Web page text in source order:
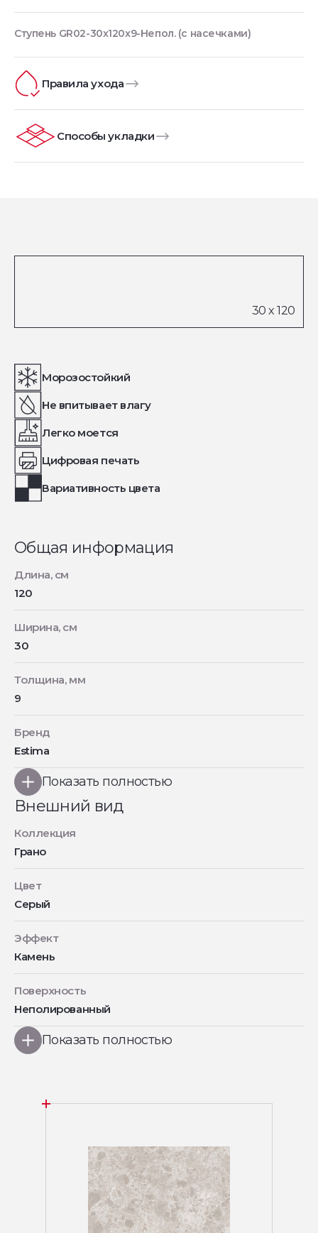
Ступень GR02-30x120x9-Непол. (с насечками)
Правила ухода
Способы укладки
Морозостойкий
Не впитывает влагу
Легко моется
Цифровая печать
Вариативность цвета
Общая информация
Длина, см
120
Ширина, см
30
Толщина, мм
9
Бренд
Estima
Показать полностью
Внешний вид
Коллекция
Грано
Цвет
Серый
Эффект
Камень
Поверхность
Неполированный
Показать полностью